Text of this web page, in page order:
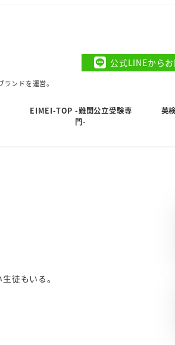
ンドを運営。
公式LINEから
EIMEI-TOP -難関公立受験専
門-
英
徒もいる。